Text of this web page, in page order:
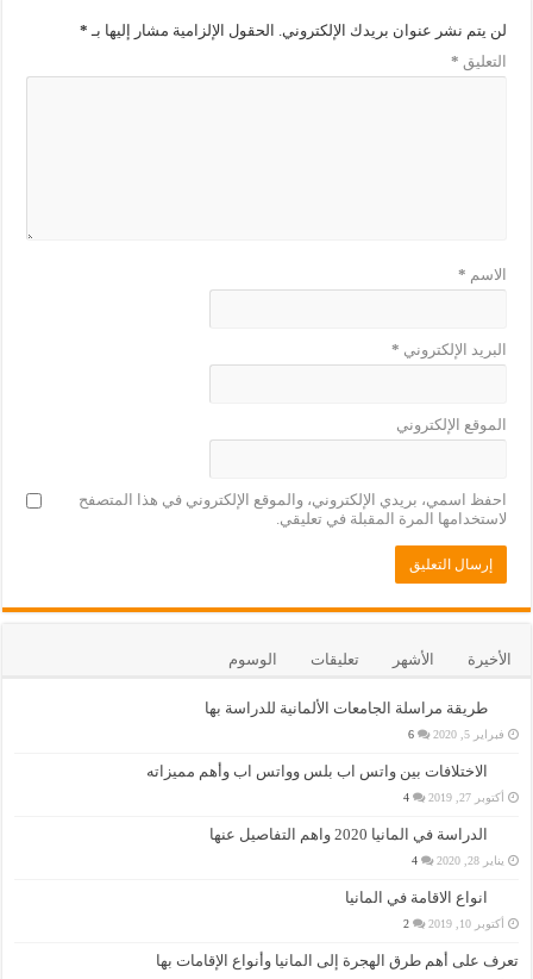
لن يتم نشر عنوان بريدك الإلكتروني. الحقول الإلزامية مشار إليها بـ *
التعليق *
الاسم *
البريد الإلكتروني *
الموقع الإلكتروني
احفظ اسمي، بريدي الإلكتروني، والموقع الإلكتروني في هذا المتصفح
لاستخدامها المرة المقبلة في تعليقي.
الأخيرة الأشهر تعليقات الوسوم
طريقة مراسلة الجامعات الألمانية للدراسة بها
فبراير 5, 2020 6
الاختلافات بين واتس اب بلس وواتس اب وأهم مميزاته
أكتوبر 27, 2019 4
الدراسة في المانيا 2020 واهم التفاصيل عنها
يناير 28, 2020 4
انواع الاقامة في المانيا
أكتوبر 10, 2019 2
تعرف على أهم طرق الهجرة إلى المانيا وأنواع الإقامات بها